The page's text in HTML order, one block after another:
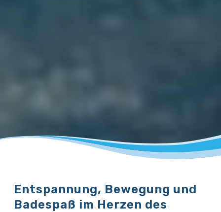
Entspannung, Bewegung und
Badespaß im Herzen des